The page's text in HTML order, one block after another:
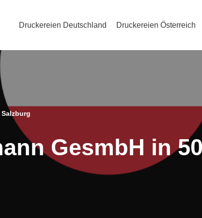
Druckereien Deutschland Druckereien Österreich
GesmbH in